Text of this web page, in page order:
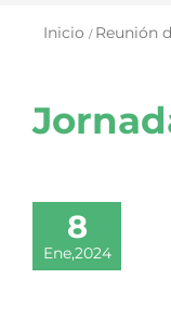
Inicio Reunión
8
Ene,2024